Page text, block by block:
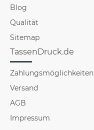
Blog
Qualität
Sitemap
TassenDruck.de
Zahlungsmöglichkeiten
Versand
AGB
Impressum